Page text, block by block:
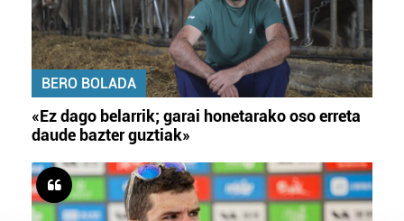
BERO BOLADA
«Ez dago belarrik; garai honetarako oso erreta
daude bazter guztiak»